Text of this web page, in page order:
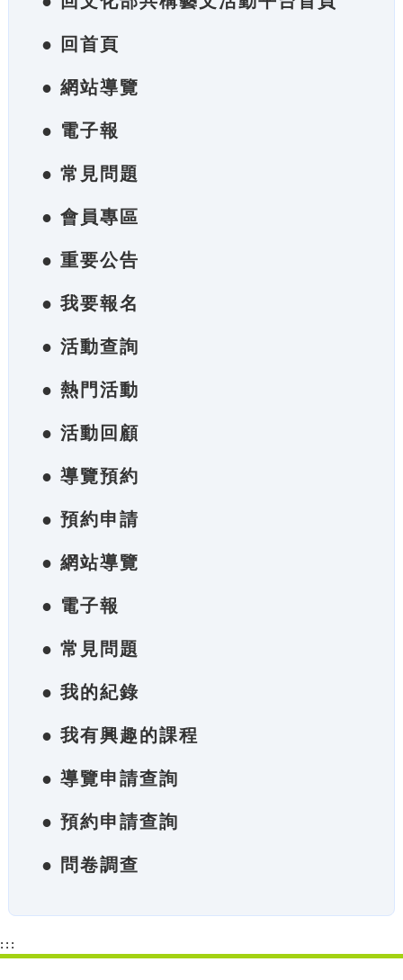
● 回首頁
● 網站導覽
● 電子報
● 常見問題
● 會員專區
● 重要公告
● 我要報名
● 活動查詢
● 熱門活動
● 活動回顧
● 導覽預約
● 預約申請
● 網站導覽
● 電子報
● 常見問題
● 我的紀錄
● 我有興趣的課程
● 導覽申請查詢
● 預約申請查詢
● 問卷調查
:::